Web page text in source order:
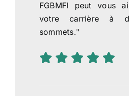
FGBMFI peut vous
votre carrière à
sommets."